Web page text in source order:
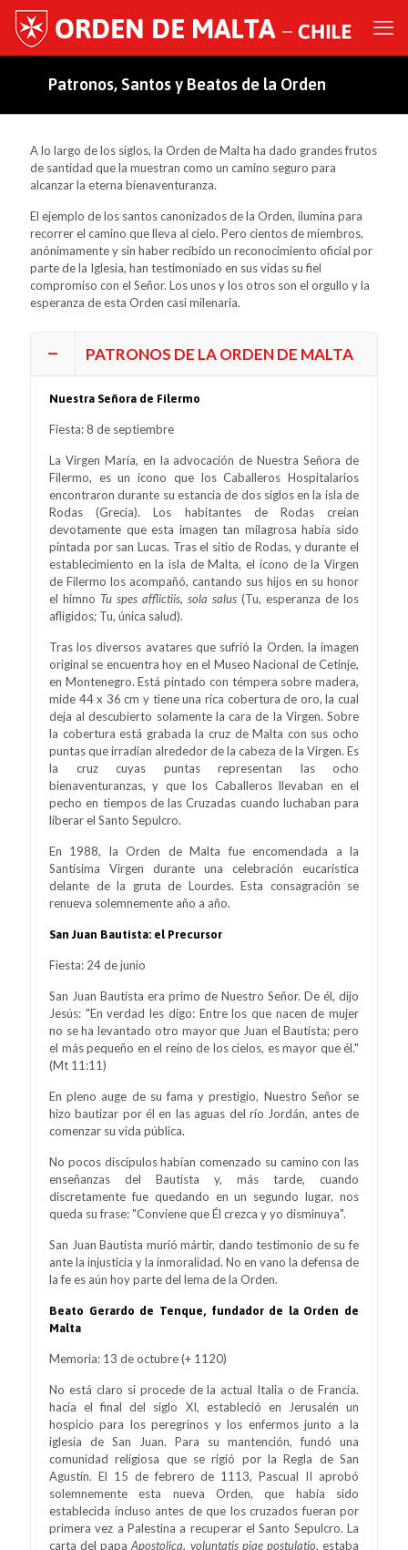
Patronos, Santos y Beatos de la Orden
A lo largo de los siglos, la Orden de Malta ha dado grandes frutos
de santidad que la muestran como un camino seguro para
alcanzar la eterna bienaventuranza.
El ejemplo de los santos canonizados de la Orden, ilumina para
recorrer el camino que lleva al cielo. Pero cientos de miembros,
anónimamente y sin haber recibido un reconocimiento oficial por
parte de la Iglesia, han testimoniado en sus vidas su fiel
compromiso con el Señor. Los unos y los otros son el orgullo y la
esperanza de esta Orden casi milenaria.
PATRONOS DE LA ORDEN DE MALTA
Nuestra Señora de Filermo
Fiesta: 8 de septiembre
La Virgen María, en la advocación de Nuestra Señora de
Filermo, es un icono que los Caballeros Hospitalarios
encontraron durante su estancia de dos siglos en la isla de
Rodas (Grecia). Los habitantes de Rodas creían
devotamente que esta imagen tan milagrosa había sido
pintada por san Lucas. Tras el sitio de Rodas, y durante el
establecimiento en la isla de Malta, el icono de la Virgen
de Filermo los acompañó, cantando sus hijos en su honor
el himno Tu spes afflictiis, sola salus (Tu, esperanza de los
afligidos; Tu, única salud).
Tras los diversos avatares que sufrió la Orden, la imagen
original se encuentra hoy en el Museo Nacional de Cetinje,
en Montenegro. Está pintado con témpera sobre madera,
mide 44 x 36 cm y tiene una rica cobertura de oro, la cual
deja al descubierto solamente la cara de la Virgen. Sobre
la cobertura está grabada la cruz de Malta con sus ocho
puntas que irradian alrededor de la cabeza de la Virgen. Es
la cruz cuyas puntas representan las ocho
bienaventuranzas, y que los Caballeros llevaban en el
pecho en tiempos de las Cruzadas cuando luchaban para
liberar el Santo Sepulcro.
En 1988, la Orden de Malta fue encomendada a la
Santísima Virgen durante una celebración eucarística
delante de la gruta de Lourdes. Esta consagración se
renueva solemnemente año a año.
San Juan Bautista: el Precursor
Fiesta: 24 de junio
San Juan Bautista era primo de Nuestro Señor. De él, dijo
Jesús: "En verdad les digo: Entre los que nacen de mujer
no se ha levantado otro mayor que Juan el Bautista; pero
el más pequeño en el reino de los cielos, es mayor que él."
(Mt 11:11)
En pleno auge de su fama y prestigio, Nuestro Señor se
hizo bautizar por él en las aguas del río Jordán, antes de
comenzar su vida pública.
No pocos discípulos habían comenzado su camino con las
enseñanzas del Bautista y, más tarde, cuando
discretamente fue quedando en un segundo lugar, nos
queda su frase: "Conviene que Él crezca y yo disminuya".
San Juan Bautista murió mártir, dando testimonio de su fe
ante la injusticia y la inmoralidad. No en vano la defensa de
la fe es aún hoy parte del lema de la Orden.
Beato Gerardo de Tenque, fundador de la Orden de
Malta
Memoria: 13 de octubre (+ 1120)
No está claro si procede de la actual Italia o de Francia.
hacia el final del siglo XI, estableció en Jerusalén un
hospicio para los peregrinos y los enfermos junto a la
iglesia de San Juan. Para su mantención, fundó una
comunidad religiosa que se rigió por la Regla de San
Agustín. El 15 de febrero de 1113, Pascual II aprobó
solemnemente esta nueva Orden, que había sido
establecida incluso antes de que los cruzados fueran por
primera vez a Palestina a recuperar el Santo Sepulcro. La
carta del papaApostolica, voluntatis piae postulatio, estaba